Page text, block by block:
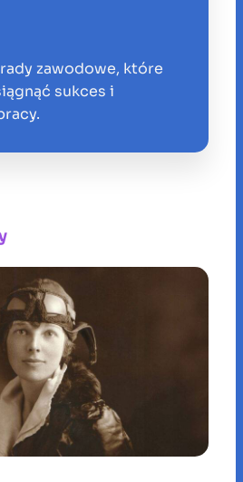
zawodowe, które
sukces i